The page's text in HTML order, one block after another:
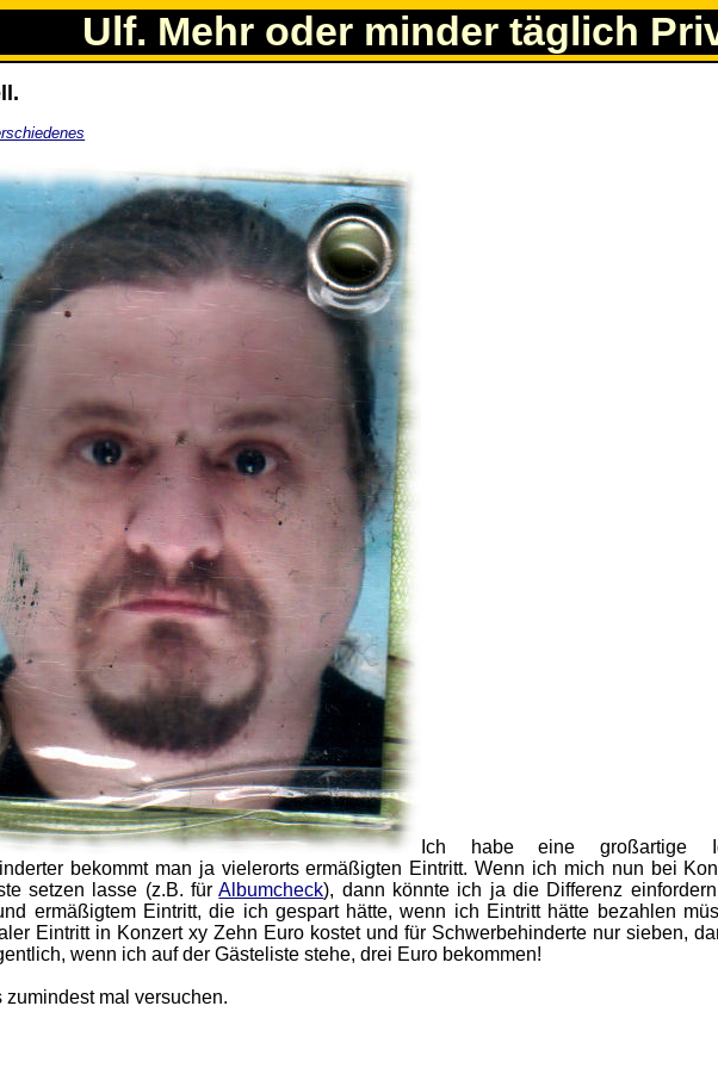
Ulf. Mehr oder minder täglich
Ich habe eine großartige
bekommt man ja vielerorts ermäßigten Eintritt. Wenn ich mich nun bei
setzen lasse (z.B. fürAlbumcheck), dann könnte ich ja die Differenz
ermäßigtem Eintritt, die ich gespart hätte, wenn ich Eintritt hätte bezahlen
Eintritt in Konzert xy Zehn Euro kostet und für Schwerbehinderte nur sieben,
wenn ich auf der Gästeliste stehe, drei Euro bekommen!
zumindest mal versuchen.